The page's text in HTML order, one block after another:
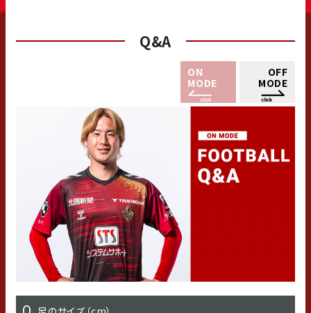
Q&A
OFF
MODE
ON
MODE